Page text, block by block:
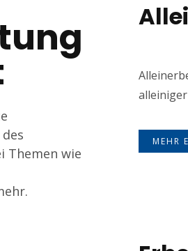
Themen wie
MEHR